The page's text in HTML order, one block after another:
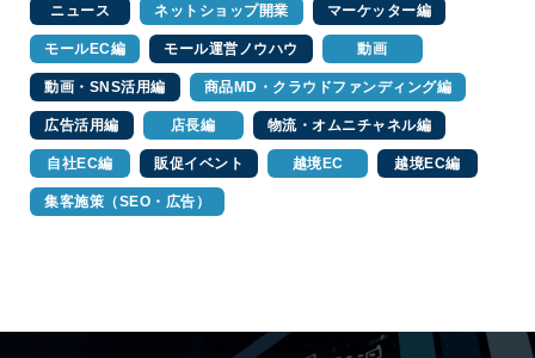
ニュース ネットショップ開業 マーケッター編
モールEC編 モール運営ノウハウ 動画
動画・SNS活用編 商品MD・クラウドファンディング編
広告活用編 店長編 物流・オムニチャネル編
自社EC編 販促イベント 越境EC 越境EC編
集客施策（SEO・広告）